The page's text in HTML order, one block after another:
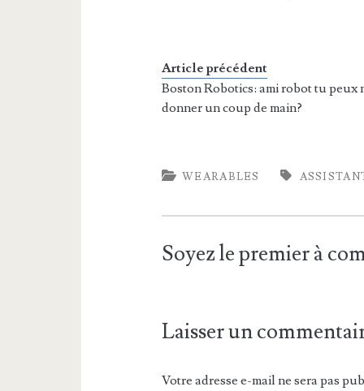
Article précédent
Boston Robotics: ami robot tu peux
donner un coup de main?
WEARABLES
Soyez le premier à
Laisser un
Votre adresse e-mail ne sera pas